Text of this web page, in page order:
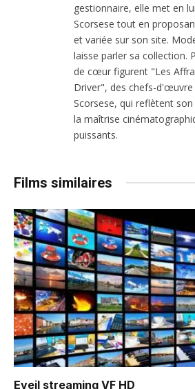
gestionnaire, elle met en
Scorsese tout en
et variée sur son site.
laisse parler sa collection.
de cœur figurent "Les
Driver", des chefs-
Scorsese, qui reflètent
la maîtrise
puissants.
Films similaires
Eveil streaming VF HD